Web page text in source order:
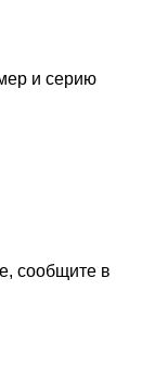
и серию
сообщите в